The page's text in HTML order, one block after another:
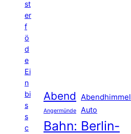
st
er
f
ö
d
e
Ei
n
bi
s
s
c
Abend Abendhimmel
Angermünde Auto
Bahn: Berlin-